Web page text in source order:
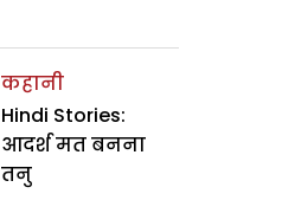
कहानी
Hindi Stories:
आदर्श मत बनना
तनु